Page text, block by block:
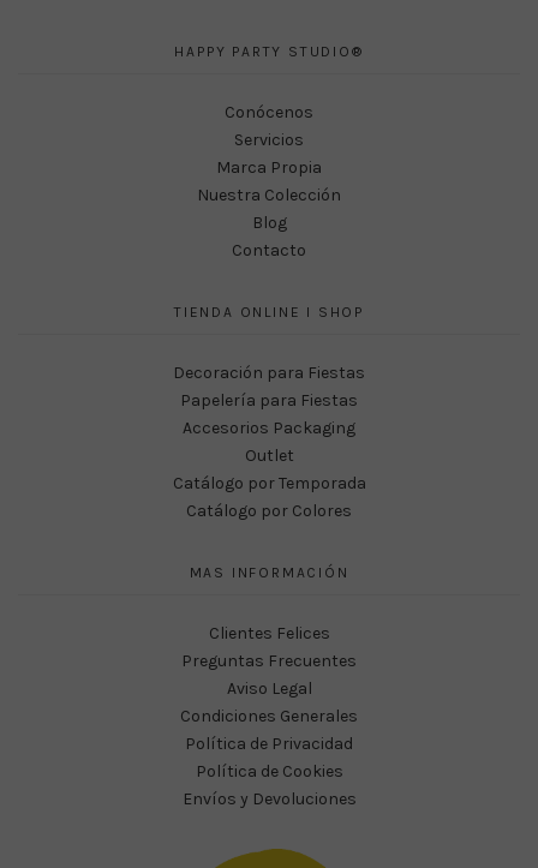
HAPPY PARTY STUDIO®
Conócenos
Servicios
Marca Propia
Nuestra Colección
Blog
Contacto
TIENDA ONLINE I SHOP
Decoración para Fiestas
Papelería para Fiestas
Accesorios Packaging
Outlet
Catálogo por Temporada
Catálogo por Colores
MAS INFORMACIÓN
Clientes Felices
Preguntas Frecuentes
Aviso Legal
Condiciones Generales
Política de Privacidad
Política de Cookies
Envíos y Devoluciones